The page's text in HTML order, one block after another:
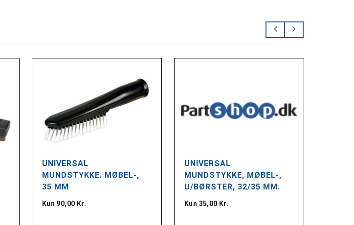
UNIVERSAL
MUNDSTYKKE. MØBEL-,
35 MM
Kun 90,00 Kr.
UNIVERSAL
MUNDSTYKKE, MØBEL-,
U/BØRSTER, 32/35 MM.
Kun 35,00 Kr.